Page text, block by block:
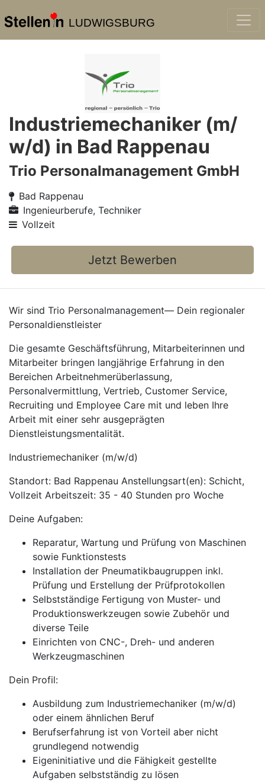
LUDWIGSBURG
Industriemechaniker (m/
w/d) in Bad Rappenau
Trio Personalmanagement GmbH
Bad Rappenau
Ingenieurberufe, Techniker
Vollzeit
Jetzt Bewerben
Wir sind Trio Personalmanagement— Dein regionaler
Personaldienstleister
Die gesamte Geschäftsführung, Mitarbeiterinnen und
Mitarbeiter bringen langjährige Erfahrung in den
Bereichen Arbeitnehmerüberlassung,
Personalvermittlung, Vertrieb, Customer Service,
Recruiting und Employee Care mit und leben Ihre
Arbeit mit einer sehr ausgeprägten
Dienstleistungsmentalität.
Industriemechaniker (m/w/d)
Standort: Bad Rappenau Anstellungsart(en): Schicht,
Vollzeit Arbeitszeit: 35 - 40 Stunden pro Woche
Deine Aufgaben:
Reparatur, Wartung und Prüfung von Maschinen
sowie Funktionstests
Installation der Pneumatikbaugruppen inkl.
Prüfung und Erstellung der Prüfprotokollen
Selbstständige Fertigung von Muster- und
Produktionswerkzeugen sowie Zubehör und
diverse Teile
Einrichten von CNC-, Dreh- und anderen
Werkzeugmaschinen
Dein Profil:
Ausbildung zum Industriemechaniker (m/w/d)
oder einem ähnlichen Beruf
Berufserfahrung ist von Vorteil aber nicht
grundlegend notwendig
Eigeninitiative und die Fähigkeit gestellte
Aufgaben selbstständig zu lösen